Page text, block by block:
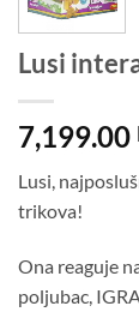
Lusi
7,199.00
Lusi,
trikova!
Ona reaguje
poljubac,